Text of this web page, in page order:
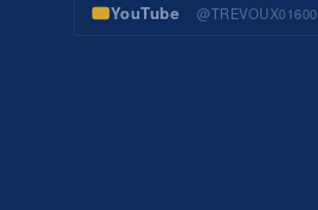
YouTube @TREVOUX01600